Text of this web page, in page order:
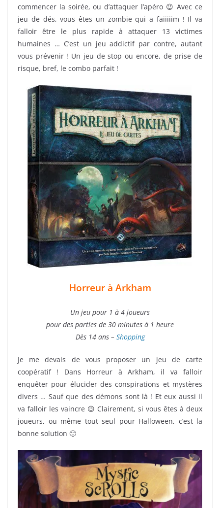
commencer la soirée, ou d’attaquer l’apéro 😉 Avec ce
jeu de dés, vous êtes un zombie qui a faiiiiim ! Il va
falloir être le plus rapide à attaquer 13 victimes
humaines … C’est un jeu addictif par contre, autant
vous prévenir ! Un jeu de stop ou encore, de prise de
risque, bref, le combo parfait !
Horreur à Arkham
Un jeu pour 1 à 4 joueurs
pour des parties de 30 minutes à 1 heure
Dès 14 ans – Shopping
Je me devais de vous proposer un jeu de carte
coopératif ! Dans Horreur à Arkham, il va falloir
enquêter pour élucider des conspirations et mystères
divers … Sauf que des démons sont là ! Et eux aussi il
va falloir les vaincre 😉 Clairement, si vous êtes à deux
joueurs, ou même tout seul pour Halloween, c’est la
bonne solution 🙂